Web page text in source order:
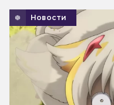
Новости